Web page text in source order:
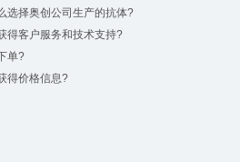
选择奥创公司生产的抗体?
得客户服务和技术支持?
单?
得价格信息?